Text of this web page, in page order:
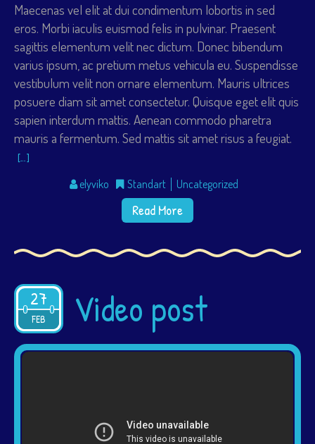
Maecenas vel elit at dui condimentum lobortis in sed
eros. Morbi iaculis euismod felis in pulvinar. Praesent
sagittis elementum velit nec dictum. Donec bibendum
varius ipsum, ac pretium metus vehicula eu. Suspendisse
vestibulum velit non ornare elementum. Mauris ultrices
posuere diam sit amet consectetur. Quisque eget elit quis
sapien interdum mattis. Aenean commodo pharetra
mauris a fermentum. Sed mattis sit amet risus a feugiat.
[…]
elyviko Standart Uncategorized
Read More
27
FEB
2015 Video post